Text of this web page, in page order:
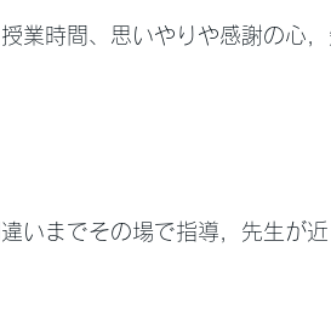
業時間、思いやりや感謝の心
いまでその場で指導，先生が